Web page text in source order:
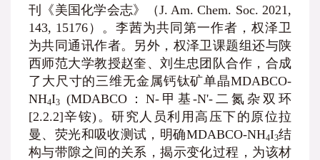
刊《美国化学会志》（J. Am. Chem. Soc. 2021,
143, 15176）。李茜为共同第一作者，权泽卫
为共同通讯作者。另外，权泽卫课题组还与陕
西师范大学教授赵奎、刘生忠团队合作，合成
了大尺寸的三维无金属钙钛矿单晶MDABCO-
NH4I3
(MDABCO：N-甲基-N'-二氮杂双环
[2.2.2]辛铵)。研究人员利用高压下的原位拉
曼、荧光和吸收测试，明确MDABCO-NH4I3结
构与带隙之间的关系，揭示变化过程，为该材